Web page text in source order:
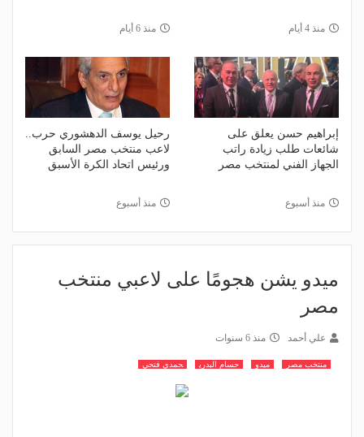
منذ 4 أيام منذ 6 أيام
إبراهيم حسن يعلق على
شائعات طلب زيادة راتب
الجهاز الفني لمنتخب مصر
منذ أسبوع
رحيل يوسف الدهشوري حرب..
لاعب منتخب مصر السابق
ورئيس اتحاد الكرة الأسبق
منذ أسبوع
ميدو يشن هجومًا على لاعبي منتخب
مصر
علي أحمد منذ 6 سنوات
منتخب مصر ميدو حسام البدري حمدي فتحي